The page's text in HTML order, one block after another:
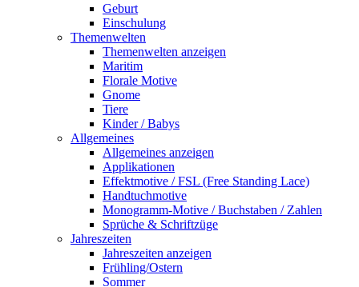
Geburt
Einschulung
Themenwelten
Themenwelten anzeigen
Maritim
Florale Motive
Gnome
Tiere
Kinder / Babys
Allgemeines
Allgemeines anzeigen
Applikationen
Effektmotive / FSL (Free Standing Lace)
Handtuchmotive
Monogramm-Motive / Buchstaben / Zahlen
Sprüche & Schriftzüge
Jahreszeiten
Jahreszeiten anzeigen
Frühling/Ostern
Sommer